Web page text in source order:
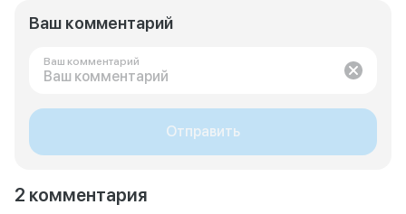
Ваш комментарий
Ваш комментарий
Отправить
2 комментария